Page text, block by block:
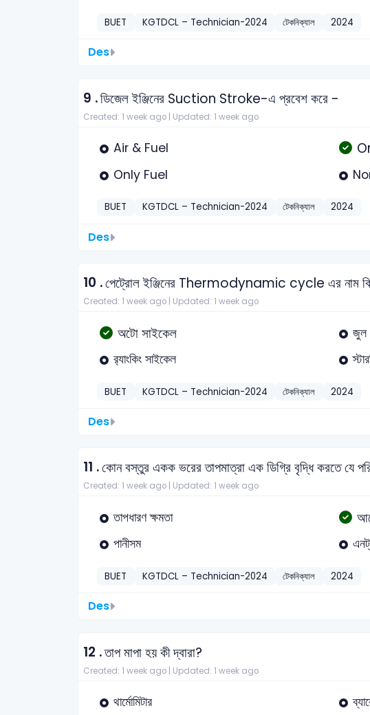
BUET KGTDCL – Technician-2024 টেকনিক্যাল 2024
Des
9 .ডিজেল ইঞ্জিনের Suction Stroke-এ প্রবেশ করে -
Created: 1 week ago | Updated: 1 week ago
Air & Fuel
Only Fuel
BUET KGTDCL – Technician-2024 টেকনিক্যাল 2024
Des
10 .পেট্রোল ইঞ্জিনের Thermodynamic cycle এর নাম
Created: 1 week ago | Updated: 1 week ago
অটো সাইকেল
জুল
র‍্যাংকিং সাইকেল
BUET KGTDCL – Technician-2024 টেকনিক্যাল 2024
Des
11 .কোন বস্তুর একক ভরের তাপমাত্রা এক ডিগ্রি বৃদ্ধি করতে যে
Created: 1 week ago | Updated: 1 week ago
তাপধারণ ক্ষমতা
পানীসম
BUET KGTDCL – Technician-2024 টেকনিক্যাল 2024
Des
12 .তাপ মাপা হয় কী দ্বারা?
Created: 1 week ago | Updated: 1 week ago
থার্মোমিটার